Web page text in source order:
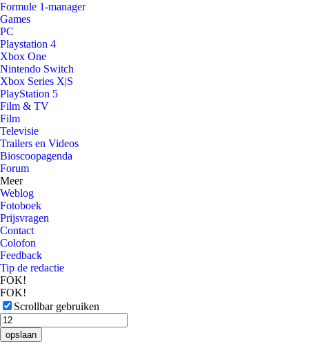
Formule 1-manager
Games
PC
Playstation 4
Xbox One
Nintendo Switch
Xbox Series X|S
PlayStation 5
Film & TV
Film
Televisie
Trailers en Videos
Bioscoopagenda
Forum
Meer
Weblog
Fotoboek
Prijsvragen
Contact
Colofon
Feedback
Tip de redactie
FOK!
FOK!
Scrollbar gebruiken
opslaan